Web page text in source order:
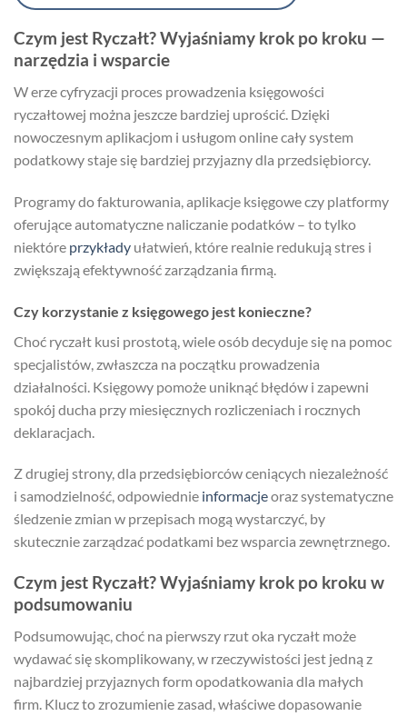
Czym jest Ryczałt? Wyjaśniamy krok po kroku —
narzędzia i wsparcie
W erze cyfryzacji proces prowadzenia księgowości
ryczałtowej można jeszcze bardziej uprościć. Dzięki
nowoczesnym aplikacjom i usługom online cały system
podatkowy staje się bardziej przyjazny dla przedsiębiorcy.
Programy do fakturowania, aplikacje księgowe czy platformy
oferujące automatyczne naliczanie podatków – to tylko
niektóre przykłady ułatwień, które realnie redukują stres i
zwiększają efektywność zarządzania firmą.
Czy korzystanie z księgowego jest konieczne?
Choć ryczałt kusi prostotą, wiele osób decyduje się na pomoc
specjalistów, zwłaszcza na początku prowadzenia
działalności. Księgowy pomoże uniknąć błędów i zapewni
spokój ducha przy miesięcznych rozliczeniach i rocznych
deklaracjach.
Z drugiej strony, dla przedsiębiorców ceniących niezależność
i samodzielność, odpowiednie informacjeoraz systematyczne
śledzenie zmian w przepisach mogą wystarczyć, by
skutecznie zarządzać podatkami bez wsparcia zewnętrznego.
Czym jest Ryczałt? Wyjaśniamy krok po kroku w
podsumowaniu
Podsumowując, choć na pierwszy rzut oka ryczałt może
wydawać się skomplikowany, w rzeczywistości jest jedną z
najbardziej przyjaznych form opodatkowania dla małych
firm. Klucz to zrozumienie zasad, właściwe dopasowanie